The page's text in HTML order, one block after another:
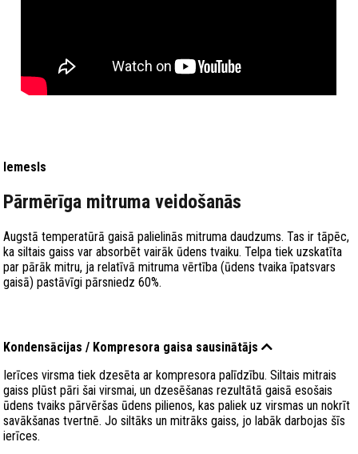
Iemesls
Pārmērīga mitruma veidošanās
Augstā temperatūrā gaisā palielinās mitruma daudzums. Tas ir tāpēc,
ka siltais gaiss var absorbēt vairāk ūdens tvaiku. Telpa tiek uzskatīta
par pārāk mitru, ja relatīvā mitruma vērtība (ūdens tvaika īpatsvars
gaisā) pastāvīgi pārsniedz 60%.
Kondensācijas / Kompresora gaisa sausinātājs
Ierīces virsma tiek dzesēta ar kompresora palīdzību. Siltais mitrais
gaiss plūst pāri šai virsmai, un dzesēšanas rezultātā gaisā esošais
ūdens tvaiks pārvēršas ūdens pilienos, kas paliek uz virsmas un nokrīt
savākšanas tvertnē. Jo siltāks un mitrāks gaiss, jo labāk darbojas šīs
ierīces.